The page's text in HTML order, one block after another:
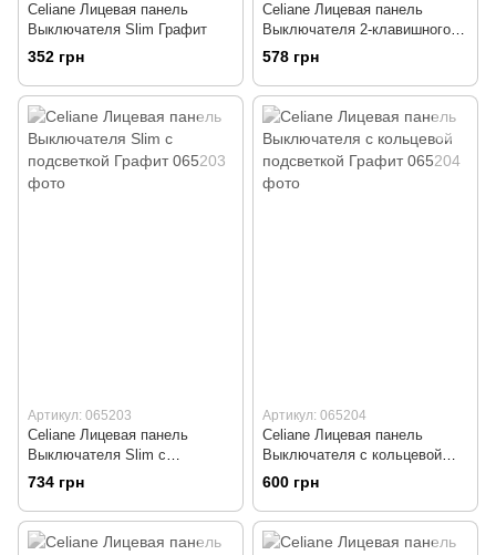
Celiane Лицевая панель
Выключателя Slim Графит
352 грн
Celiane Лицевая панель
Выключателя 2-клавишного
Slim Графит
578 грн
Артикул: 065203
Celiane Лицевая панель
Выключателя Slim с
подсветкой Графит
734 грн
Артикул: 065204
Celiane Лицевая панель
Выключателя с кольцевой
подсветкой Графит
600 грн